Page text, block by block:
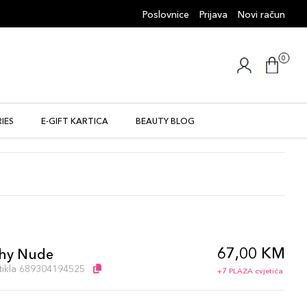
Poslovnice Prijava Novi račun
0
E-GIFT KARTICA BEAUTY BLOG
Nude
689304194525
67,00 KM
+7 PLAZA cvjetića